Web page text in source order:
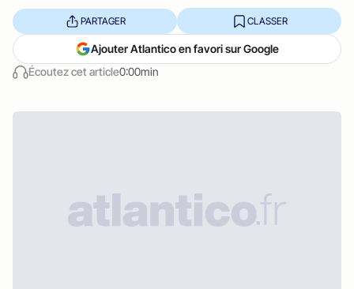
Écoutez cet article0:00min
PARTAGER CLASSER
Ajouter Atlantico en favori sur Google